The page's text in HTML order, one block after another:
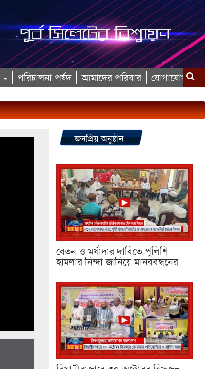
পরিচালনা পর্ষদ আমাদের পরিবার যোগাযোগ
জনপ্রিয় অনুষ্ঠান
বেতন ও মর্যাদার দাবিতে পুলিশি
হামলার নিন্দা জানিয়ে মানববন্ধনের